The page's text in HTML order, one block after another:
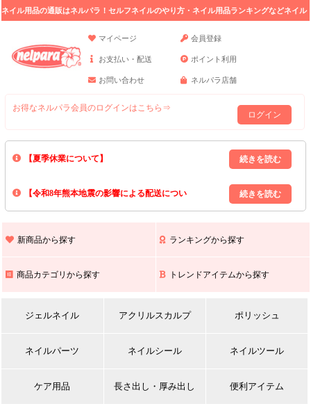
ネイル用品の通販はネルパラ！セルフネイルのやり方・ネイル用品ランキングなどネイル
マイページ
会員登録
お支払い・配送 ポイント利用
お問い合わせ ネルパラ店舗
お得なネルパラ会員のログインはこちら⇒
ログイン
【夏季休業について】
8/13(木)～8/16(日)の間｢出荷業務・お問い合わせ業務｣はお休みいたしま
上記期間中のご注文・お問い合わせは8/17(月)以降の対応となりますので
【令和8年熊本地震の影響による配送につい
また､ 九州全域でお荷物のお届けに遅延が生じております｡
新商品から探す ランキングから探す
商品カテゴリから探す トレンドアイテムから探す
ジェルネイル アクリルスカルプ ポリッシュ
ネイルパーツ ネイルシール ネイルツール
ケア用品 長さ出し・厚み出し 便利アイテム